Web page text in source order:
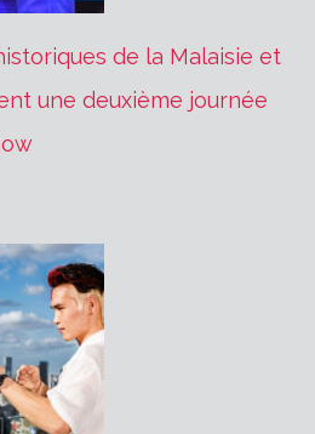
de la Malaisie et
une deuxième journée